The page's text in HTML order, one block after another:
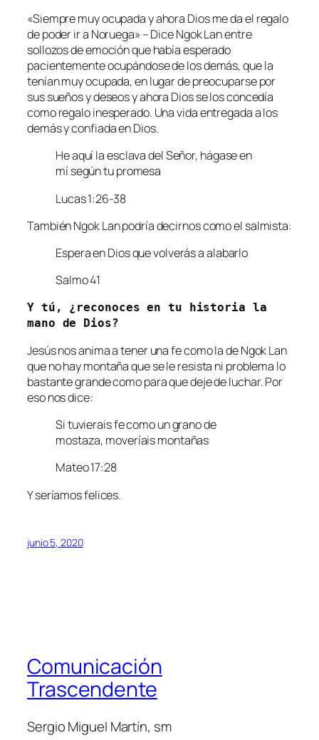
«Siempre muy ocupada y ahora Dios me da el regalo
de poder ir a Noruega» – Dice Ngok Lan entre
sollozos de emoción que había esperado
pacientemente ocupándose de los demás, que la
tenían muy ocupada, en lugar de preocuparse por
sus sueños y deseos y ahora Dios se los concedía
como regalo inesperado. Una vida entregada a los
demás y confiada en Dios.
He aquí la esclava del Señor, hágase en
mí según tu promesa
Lucas 1:26-38
También Ngok Lan podría decirnos como el salmista:
Espera en Dios que volverás a alabarlo
Salmo 41
Y tú, ¿reconoces en tu historia la
mano de Dios?
Jesús nos anima a tener una fe como la de Ngok Lan
que no hay montaña que se le resista ni problema lo
bastante grande como para que deje de luchar. Por
eso nos dice:
Si tuvierais fe como un grano de
mostaza, moveríais montañas
Mateo 17:28
Y seríamos felices.
junio 5, 2020
Comunicación
Trascendente
Sergio Miguel Martín, sm